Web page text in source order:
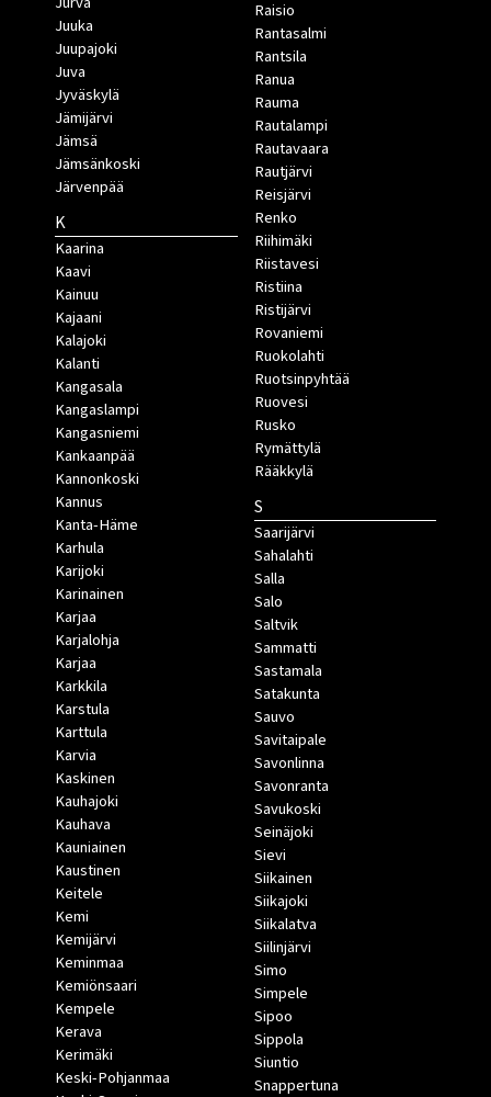
Juuka
Juupajoki
Juva
Jyväskylä
Jämijärvi
Jämsä
Jämsänkoski
Järvenpää
K
Kaarina
Kaavi
Kainuu
Kajaani
Kalajoki
Kalanti
Kangasala
Kangaslampi
Kangasniemi
Kankaanpää
Kannonkoski
Kannus
Kanta-Häme
Karhula
Karijoki
Karinainen
Karjaa
Karjalohja
Karjaa
Karkkila
Karstula
Karttula
Karvia
Kaskinen
Kauhajoki
Kauhava
Kauniainen
Kaustinen
Keitele
Kemi
Kemijärvi
Keminmaa
Kemiönsaari
Kempele
Kerava
Kerimäki
Keski-Pohjanmaa
Raisio
Rantasalmi
Rantsila
Ranua
Rauma
Rautalampi
Rautavaara
Rautjärvi
Reisjärvi
Renko
Riihimäki
Riistavesi
Ristiina
Ristijärvi
Rovaniemi
Ruokolahti
Ruotsinpyhtää
Ruovesi
Rusko
Rymättylä
Rääkkylä
S
Saarijärvi
Sahalahti
Salla
Salo
Saltvik
Sammatti
Sastamala
Satakunta
Sauvo
Savitaipale
Savonlinna
Savonranta
Savukoski
Seinäjoki
Sievi
Siikainen
Siikajoki
Siikalatva
Siilinjärvi
Simo
Simpele
Sipoo
Sippola
Siuntio
Snappertuna